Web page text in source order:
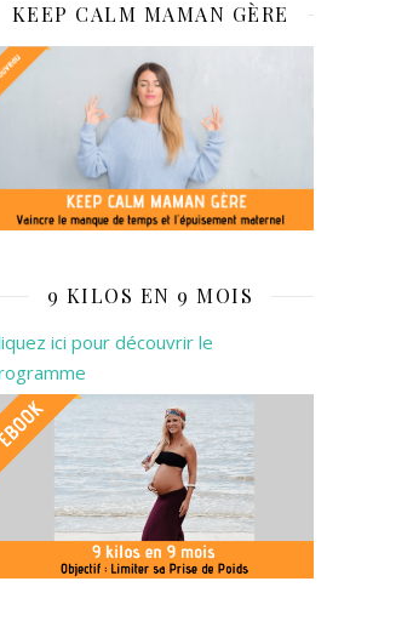
KEEP CALM MAMAN GÈRE
9 KILOS EN 9 MOIS
ici pour découvrir le